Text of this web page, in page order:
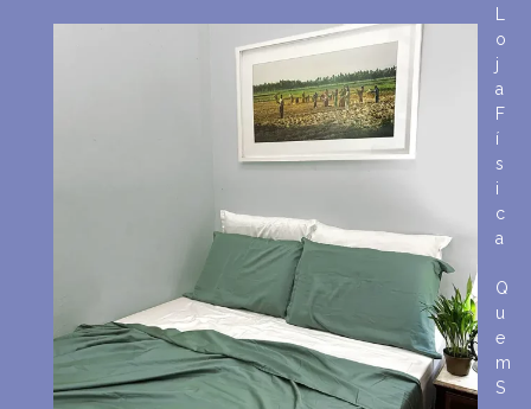
preço:
R$598,60
através
R$629,90
o
j
a
F
í
s
i
c
a
Q
u
e
m
S